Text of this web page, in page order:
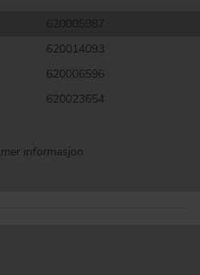
620014093
620006596
620023654
informasjon